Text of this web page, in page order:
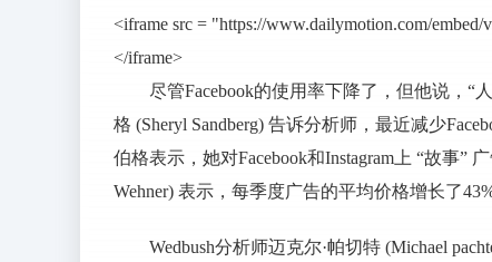
<iframe src = "https://www.dailymotion.com/
</iframe>
尽管Facebook的使用率下降了，但他说，“
格 (Sheryl Sandberg) 告诉分析师，最近减少
伯格表示，她对Facebook和Instagram上 “故事”
Wehner) 表示，每季度广告的平均价格增长了43%
Wedbush分析师迈克尔·帕切特 (Michael